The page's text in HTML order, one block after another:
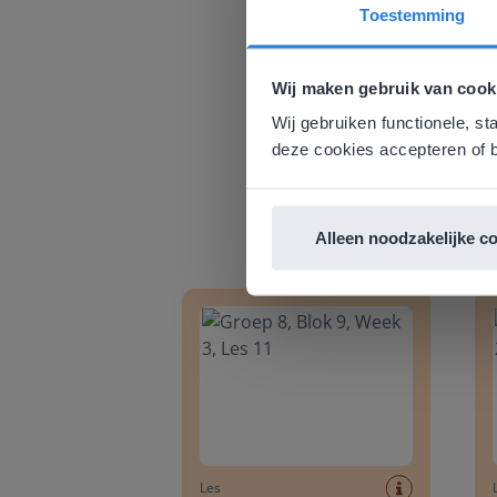
Toestemming
Wij maken gebruik van
Wij gebruiken functionele,
deze cookies accepteren of
Alleen noodzakelijke
Les
Deze
Gezien